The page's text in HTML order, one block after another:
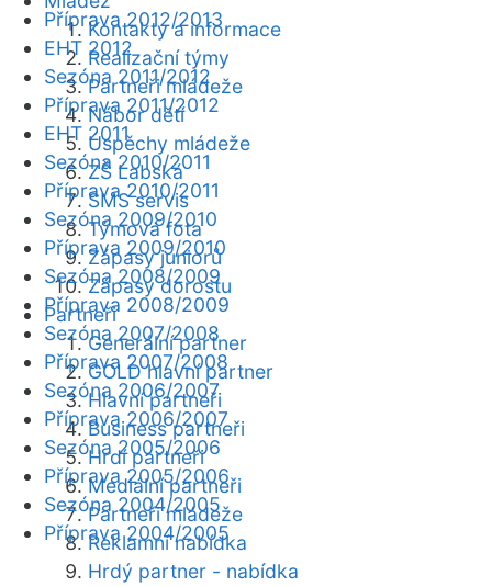
Kontakty a informace
Realizační týmy
Partneři mládeže
Nábor dětí
Úspěchy mládeže
ZŠ Labská
SMS servis
Týmová fota
Zápasy juniorů
Zápasy dorostu
Partneři
Generální partner
GOLD hlavní partner
Hlavní partneři
Business partneři
Hrdí partneři
Mediální partneři
Partneři mládeže
Reklamní nabídka
Hrdý partner - nabídka
Příprava 2012/2013
EHT 2012
Sezóna 2011/2012
Příprava 2011/2012
EHT 2011
Sezóna 2010/2011
Příprava 2010/2011
Sezóna 2009/2010
Příprava 2009/2010
Sezóna 2008/2009
Příprava 2008/2009
Sezóna 2007/2008
Příprava 2007/2008
Sezóna 2006/2007
Příprava 2006/2007
Sezóna 2005/2006
Příprava 2005/2006
Sezóna 2004/2005
Příprava 2004/2005